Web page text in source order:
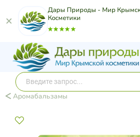
Дары Природы - Мир
Косметики
Аромабальзамы